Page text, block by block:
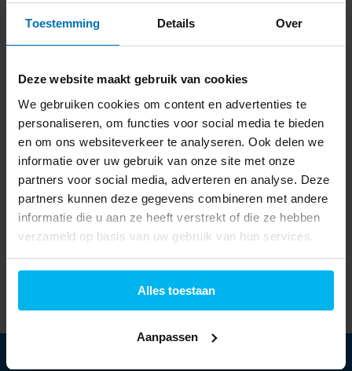
Toestemming Details Over
Deze website maakt gebruik van cookies
We gebruiken cookies om content en advertenties te
personaliseren, om functies voor social media te bieden
en om ons websiteverkeer te analyseren. Ook delen we
informatie over uw gebruik van onze site met onze
partners voor social media, adverteren en analyse. Deze
partners kunnen deze gegevens combineren met andere
informatie die u aan ze heeft verstrekt of die ze hebben
verzameld op basis van uw gebruik van hun services.
Alles toestaan
Aanpassen
Informeer naar de
beschikbaarheid
69,-
Direct beschikbaar
94,99